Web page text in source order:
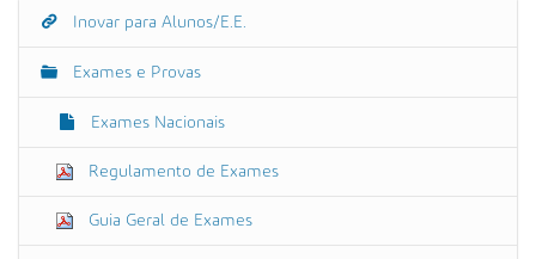
N
Inovar para Alunos/E.E.
Exames e Provas
Exames Nacionais
Regulamento de Exames
Guia Geral de Exames